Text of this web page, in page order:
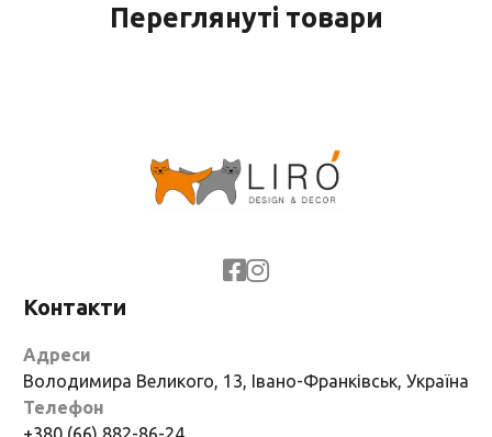
Переглянуті товари
Контакти
Адреси
Володимира Великого, 13, Івано-Франківськ, Україна
Телефон